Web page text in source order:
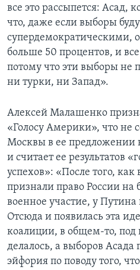
все это рассыпется: Асад,
что, даже если выборы
супердемократическими,
больше 50 процентов, и
потому что эти выборы не
ни турки, ни Запад».
Алексей Малашенко
«Голосу Америки», что не
Москвы в ее предложении
и считает ее результатов
успехов»: «После того,
признали право России на
военное участие, у Путина
Отсюда и появилась эта
коалиции, в общем-то, под
делалось, а выборов Асада
эйфория по поводу того,